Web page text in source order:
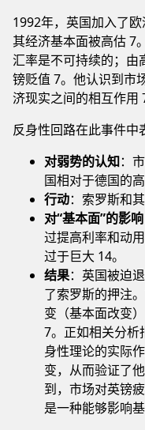
1992年，英国加入了
其经济基本面被高估 7
汇率是不可持续的；
镑贬值 7。他认识到市
济现实之间的相互作用 7
反身性回路在此事件中
对弱势的认知：
国相对于德国的
行动：索罗斯和
对“基本面”的影响
过提高利率和动
过于巨大 14。
结果：英国被迫
了索罗斯的押注
变（基本面改变
7。正如相关分析
身性理论的实际
变，从而验证了
到，市场对英镑
是一种能够影响